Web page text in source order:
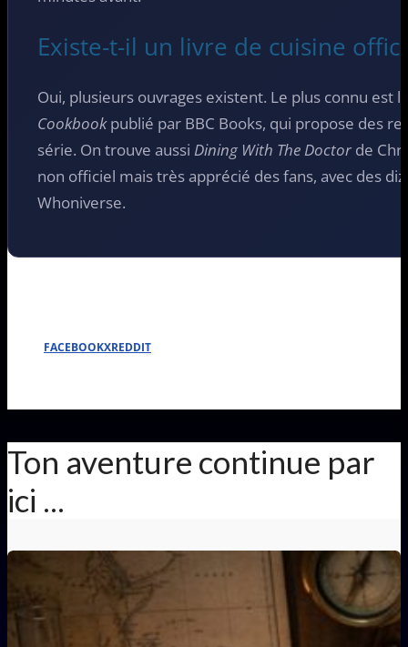
Existe-t-il un livre de cuisine
Oui, plusieurs ouvrages existent. Le plus connu est
Cookbookpublié par BBC Books, qui propose des
série. On trouve aussi Dining With The Doctor de
non officiel mais très apprécié des fans, avec des
Whoniverse.
FACEBOOKXREDDIT
Ton aventure continue par
ici ...